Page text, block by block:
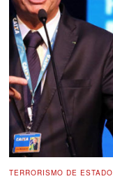
TERRORISMO DE ESTADO